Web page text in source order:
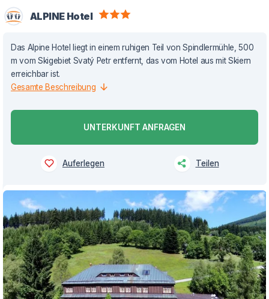
ALPINE Hotel
Das Alpine Hotel liegt in einem ruhigen Teil von Spindlermühle, 500
m vom Skigebiet Svatý Petr entfernt, das vom Hotel aus mit Skiern
erreichbar ist.
Gesamte Beschreibung
UNTERKUNFT ANFRAGEN
Auferlegen Teilen